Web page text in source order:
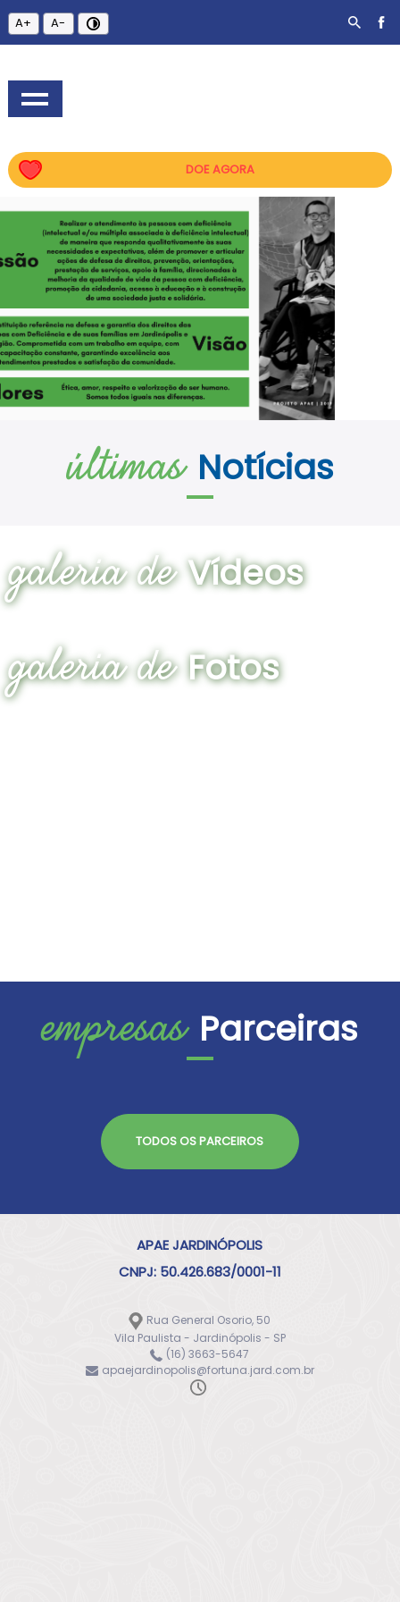
A+ A-
DOE AGORA
últimas Notícias
galeria deVídeos
galeria deFotos
empresas Parceiras
TODOS OS PARCEIROS
APAE JARDINÓPOLIS
CNPJ: 50.426.683/0001-11
Rua General Osorio, 50
Vila Paulista - Jardinópolis - SP
(16) 3663-5647
apaejardinopolis@fortuna.jard.com.br